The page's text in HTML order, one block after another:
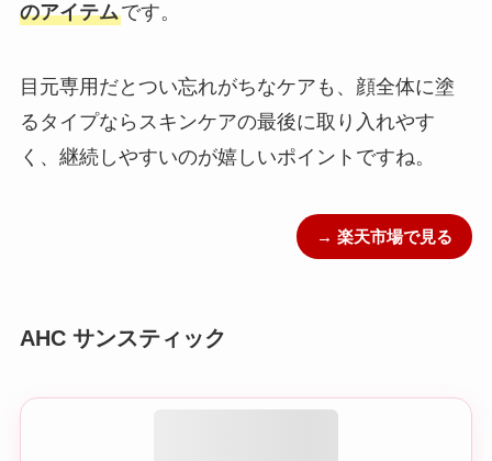
のアイテムです。
目元専用だとつい忘れがちなケアも、顔全体に塗
るタイプならスキンケアの最後に取り入れやす
く、継続しやすいのが嬉しいポイントですね。
→ 楽天市場で見る
AHC サンスティック